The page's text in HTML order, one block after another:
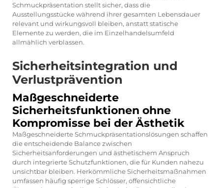
Schmuckpräsentation stellt sicher, dass die
Ausstellungsstücke während ihrer gesamten Lebensdauer
relevant und wirkungsvoll bleiben, anstatt statische
Elemente zu werden, die im Einzelhandelsumfeld
allmählich verblassen.
Sicherheitsintegration und
Verlustprävention
Maßgeschneiderte
Sicherheitsfunktionen ohne
Kompromisse bei der Ästhetik
Maßgeschneiderte Schmuckpräsentationslösungen schaffen
die entscheidende Balance zwischen
Sicherheitsanforderungen und ästhetischem Anspruch
durch integrierte Schutzfunktionen, die für Kunden nahezu
unsichtbar bleiben. Herkömmliche Sicherheitsmaßnahmen
umfassen häufig sperrige Schlösser, offensichtliche